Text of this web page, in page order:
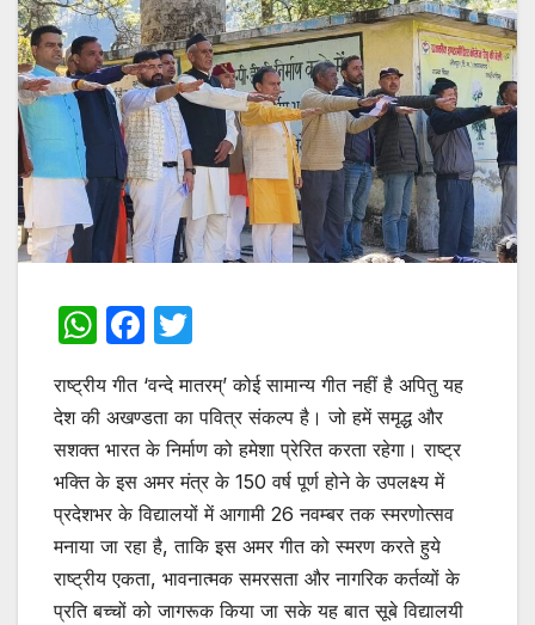
W
at
s
A
p
p
F
c
e
b
o
o
k
itt
er
राष्ट्रीय गीत ‘वन्दे मातरम्’ कोई सामान्य गीत नहीं है अपितु यह
देश की अखण्डता का पवित्र संकल्प है। जो हमें समृद्ध और
सशक्त भारत के निर्माण को हमेशा प्रेरित करता रहेगा। राष्ट्र
भक्ति के इस अमर मंत्र के 150 वर्ष पूर्ण होने के उपलक्ष्य में
प्रदेशभर के विद्यालयों में आगामी 26 नवम्बर तक स्मरणोत्सव
मनाया जा रहा है, ताकि इस अमर गीत को स्मरण करते हुये
राष्ट्रीय एकता, भावनात्मक समरसता और नागरिक कर्तव्यों के
प्रति बच्चों को जागरूक किया जा सके यह बात सूबे विद्यालयी